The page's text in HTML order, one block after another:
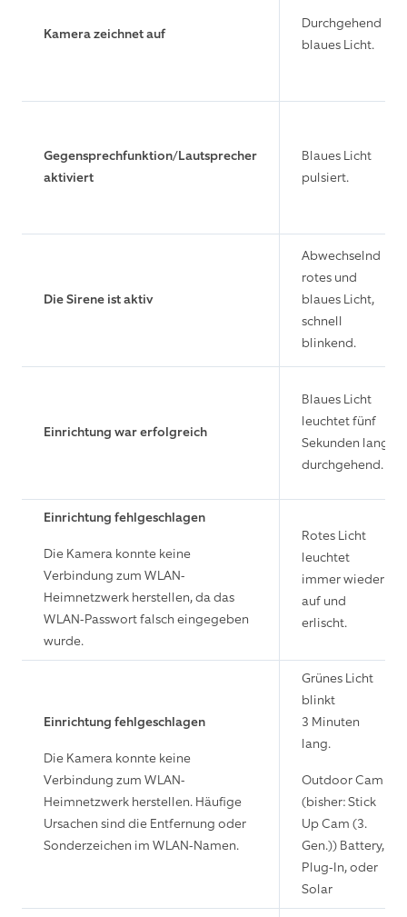
Kamera zeichnet auf
Durchgehend
blaues Licht.
Gegensprechfunktion/Lautsprecher
aktiviert
Blaues Licht
pulsiert.
Die Sirene ist aktiv
Abwechselnd
rotes und
blaues Licht,
schnell
blinkend.
Einrichtung war erfolgreich
Blaues Licht
leuchtet fünf
Sekunden lang
durchgehend.
Einrichtung fehlgeschlagen
Die Kamera konnte keine
Verbindung zum WLAN-
Heimnetzwerk herstellen, da das
WLAN-Passwort falsch eingegeben
wurde.
Rotes Licht
leuchtet
immer wieder
auf und
erlischt.
Einrichtung fehlgeschlagen
Die Kamera konnte keine
Verbindung zum WLAN-
Heimnetzwerk herstellen. Häufige
Ursachen sind die Entfernung oder
Sonderzeichen im WLAN-Namen.
Grünes Licht
blinkt
3 Minuten
lang.
Outdoor Cam
(bisher: Stick
Up Cam (3.
Gen.)) Battery,
Plug-In, oder
Solar